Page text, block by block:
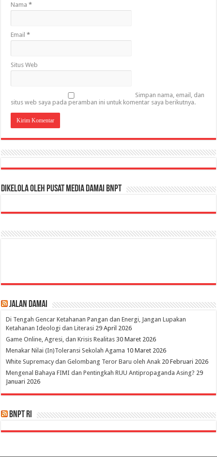
Nama*
Email*
Situs Web
Simpan nama, email, dan
situs web saya pada peramban ini untuk komentar saya berikutnya.
Dikelola oleh Pusat Media Damai BNPT
Jalan Damai
Di Tengah Gencar Ketahanan Pangan dan Energi, Jangan Lupakan
Ketahanan Ideologi dan Literasi 29 April 2026
Game Online, Agresi, dan Krisis Realitas 30 Maret 2026
Menakar Nilai (In)Toleransi Sekolah Agama 10 Maret 2026
White Supremacy dan Gelombang Teror Baru oleh Anak 20 Februari 2026
Mengenal Bahaya FIMI dan Pentingkah RUU Antipropaganda Asing? 29
Januari 2026
BNPT RI